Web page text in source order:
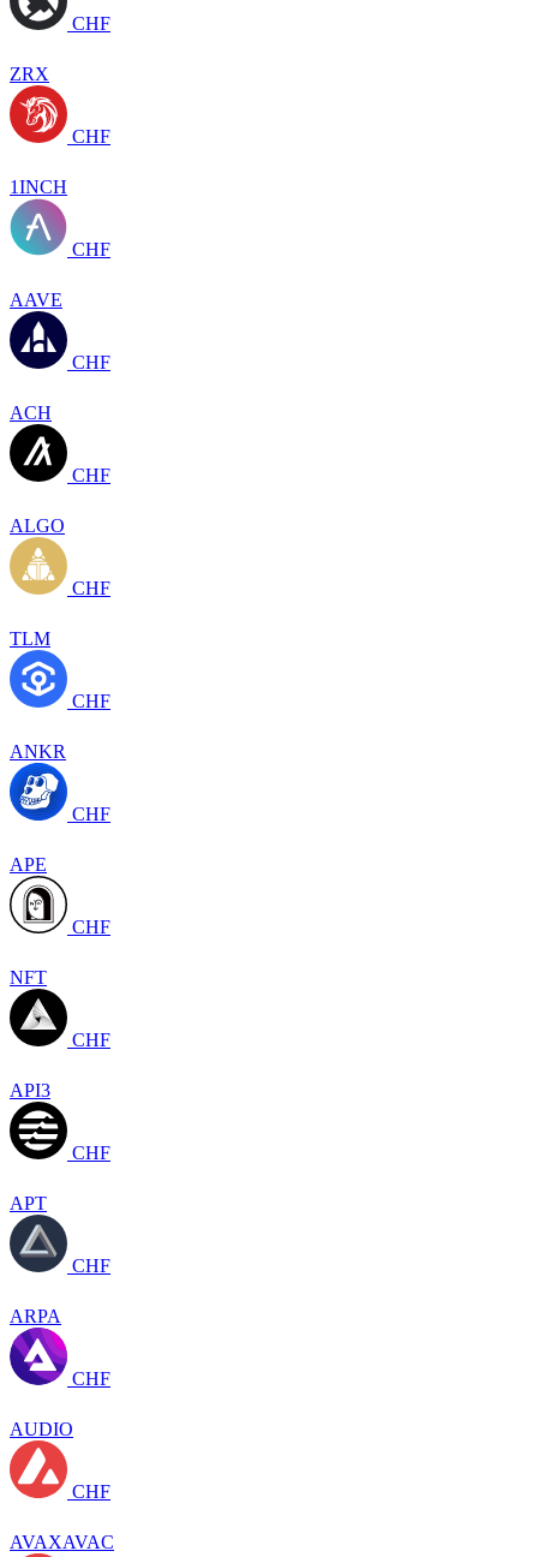
CHF
ZRX
CHF
1INCH
CHF
AAVE
CHF
ACH
CHF
ALGO
CHF
TLM
CHF
ANKR
CHF
APE
CHF
NFT
CHF
API3
CHF
APT
CHF
ARPA
CHF
AUDIO
CHF
AVAXAVAC